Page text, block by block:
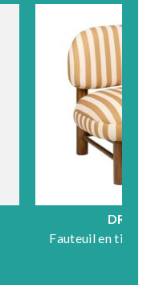
Fauteuil en